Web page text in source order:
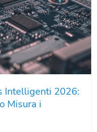
Intelligenti 2026:
Misura i